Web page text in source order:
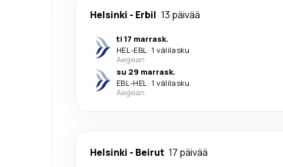
Helsinki - Erbil 13 päivää
ti 17 marrask.
HEL-EBL· 1 välilasku
Aegean
su 29 marrask.
EBL-HEL· 1 välilasku
Aegean
Helsinki - Beirut 17 päivää